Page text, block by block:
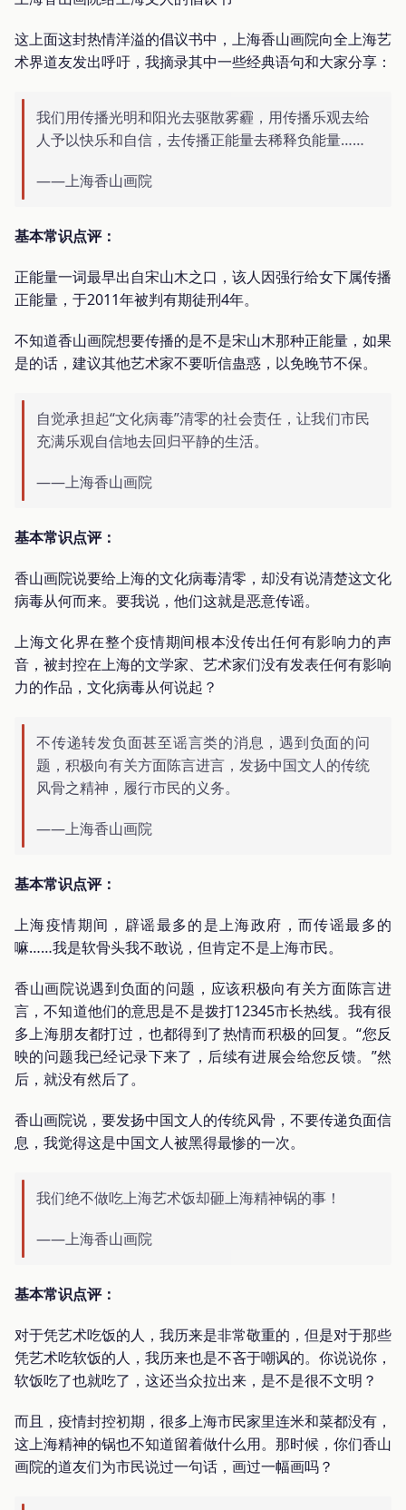
这上面这封热情洋溢的倡议书中，上海香山画院向全上海艺
术界道友发出呼吁，我摘录其中一些经典语句和大家分享：
我们用传播光明和阳光去驱散雾霾，用传播乐观去给
人予以快乐和自信，去传播正能量去稀释负能量……
——上海香山画院
基本常识点评：
正能量一词最早出自宋山木之口，该人因强行给女下属传播
正能量，于2011年被判有期徒刑4年。
不知道香山画院想要传播的是不是宋山木那种正能量，如果
是的话，建议其他艺术家不要听信蛊惑，以免晚节不保。
自觉承担起“文化病毒”清零的社会责任，让我们市民
充满乐观自信地去回归平静的生活。
——上海香山画院
基本常识点评：
香山画院说要给上海的文化病毒清零，却没有说清楚这文化
病毒从何而来。要我说，他们这就是恶意传谣。
上海文化界在整个疫情期间根本没传出任何有影响力的声
音，被封控在上海的文学家、艺术家们没有发表任何有影响
力的作品，文化病毒从何说起？
不传递转发负面甚至谣言类的消息，遇到负面的问
题，积极向有关方面陈言进言，发扬中国文人的传统
风骨之精神，履行市民的义务。
——上海香山画院
基本常识点评：
上海疫情期间，辟谣最多的是上海政府，而传谣最多的
嘛……我是软骨头我不敢说，但肯定不是上海市民。
香山画院说遇到负面的问题，应该积极向有关方面陈言进
言，不知道他们的意思是不是拨打12345市长热线。我有很
多上海朋友都打过，也都得到了热情而积极的回复。“您反
映的问题我已经记录下来了，后续有进展会给您反馈。”然
后，就没有然后了。
香山画院说，要发扬中国文人的传统风骨，不要传递负面信
息，我觉得这是中国文人被黑得最惨的一次。
我们绝不做吃上海艺术饭却砸上海精神锅的事！
——上海香山画院
基本常识点评：
对于凭艺术吃饭的人，我历来是非常敬重的，但是对于那些
凭艺术吃软饭的人，我历来也是不吝于嘲讽的。你说说你，
软饭吃了也就吃了，这还当众拉出来，是不是很不文明？
而且，疫情封控初期，很多上海市民家里连米和菜都没有，
这上海精神的锅也不知道留着做什么用。那时候，你们香山
画院的道友们为市民说过一句话，画过一幅画吗？